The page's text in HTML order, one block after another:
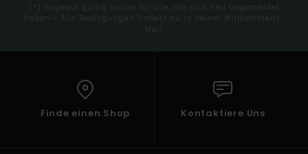
(*) Angebot gültig online für alle, die sich neu angemeldet
haben - Alle Bedingungen findest du in deiner Willkommens-
Mail
Finde einen Shop Kontaktiere Uns